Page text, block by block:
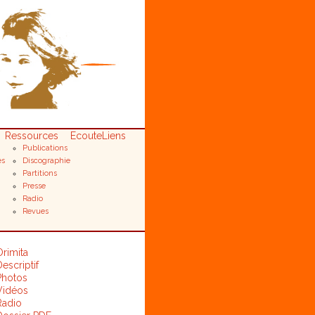
Ressources
Publications
Discographie
Partitions
Presse
Radio
Revues
Ecoute Liens